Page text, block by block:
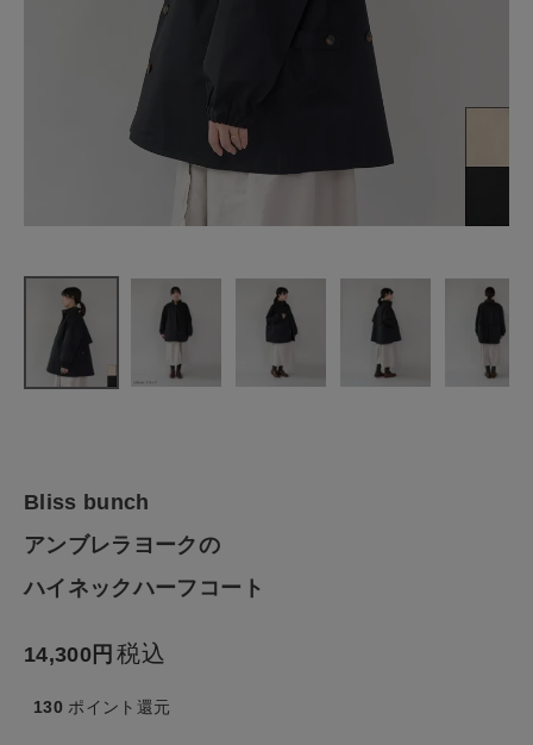
CATEGORY
ナチュラル服
生活雑貨
食品
ギフト
ブランド
Bliss bunch
アンブレラヨークの
ハイネックハーフコート
14,300 税込
130 ポイント還元